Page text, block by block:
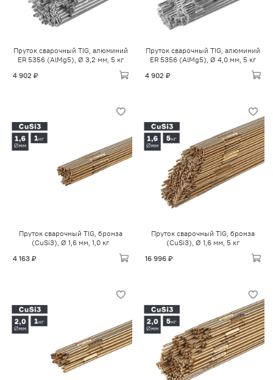
Пруток сварочный TIG, алюминий
ER 5356 (AlMg5), Ø 3,2 мм, 5 кг
4 902 ₽
Пруток сварочный TIG, алюминий
ER 5356 (AlMg5), Ø 4,0 мм, 5 кг
4 902 ₽
Пруток сварочный TIG, бронза
(CuSi3), Ø 1,6 мм, 1,0 кг
4 163 ₽
Пруток сварочный TIG, бронза
(CuSi3), Ø 1,6 мм, 5 кг
16 996 ₽